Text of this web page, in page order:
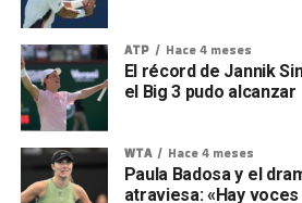
ATP Hace 4 meses
El récord de Jannik
el Big 3 pudo alcanzar
WTA Hace 4 meses
Paula Badosa y el
atraviesa: «Hay